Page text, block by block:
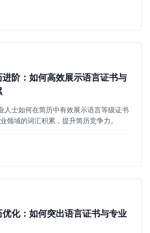
阶：如何高效展示语言证书与
人士如何在简历中有效展示语言等级证书
领域的词汇积累，提升简历竞争力。
化：如何突出语言证书与专业